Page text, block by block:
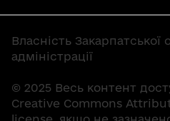
Власність Закарпатської
адміністрації
© 2025 Весь контент
Creative Commons